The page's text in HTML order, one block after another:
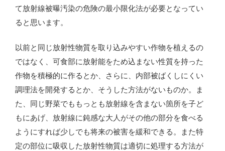
て放射線被曝汚染の危険の最小限化法が必要となってい
ると思います。
以前と同じ放射性物質を取り込みやすい作物を植えるの
ではなく、可食部に放射能をため込まない性質を持った
作物を積極的に作るとか、さらに、内部被ばくしにくい
調理法を開発するとか、そうした方法がないものか。ま
た、同じ野菜でももっとも放射線を含まない箇所を子ど
もにあげ、放射線に鈍感な大人がその他の部分を食べる
ようにすれば少しでも将来の被害を緩和できる。また特
定の部位に吸収した放射性物質は適切に処理する方法が